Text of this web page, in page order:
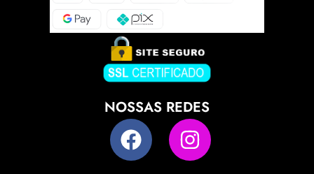
NOSSAS REDES